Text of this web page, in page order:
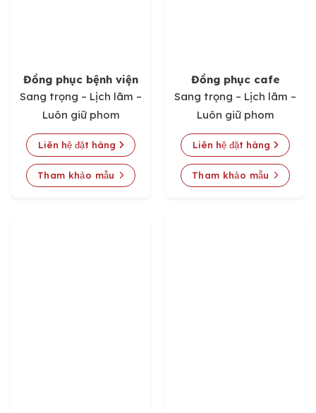
Đồng phục bệnh viện
Sang trọng – Lịch lãm –
Luôn giữ phom
Liên hệ đặt hàng
Tham khảo mẫu
Đồng phục cafe
Sang trọng – Lịch lãm –
Luôn giữ phom
Liên hệ đặt hàng
Tham khảo mẫu